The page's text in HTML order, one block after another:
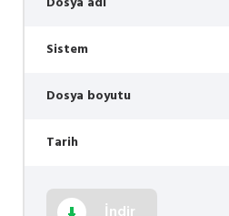
Sistem
Dosya boyutu
Tarih